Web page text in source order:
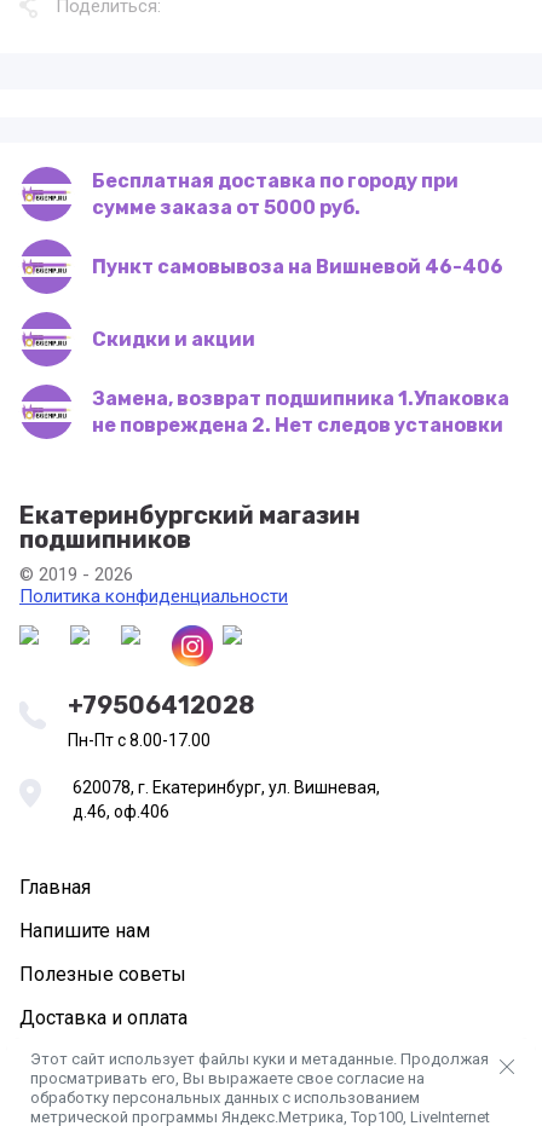
Поделиться:
Бесплатная доставка по городу при
сумме заказа от 5000 руб.
Пункт самовывоза на Вишневой 46-406
Скидки и акции
Замена, возврат подшипника 1.Упаковка
не повреждена 2. Нет следов установки
Екатеринбургский магазин
подшипников
© 2019 - 2026
Политика конфиденциальности
+79506412028
Пн-Пт с 8.00-17.00
620078, г. Екатеринбург, ул. Вишневая,
д.46, оф.406
Главная
Напишите нам
Полезные советы
Доставка и оплата
Этот сайт использует файлы куки и метаданные. Продолжая
просматривать его, Вы выражаете свое согласие на
обработку персональных данных с использованием
метрической программы Яндекс.Метрика, Top100, LiveInternet